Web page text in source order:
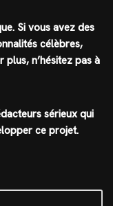
Si vous avez des
célèbres,
plus, n’hésitez pas à
sérieux qui
ce projet.